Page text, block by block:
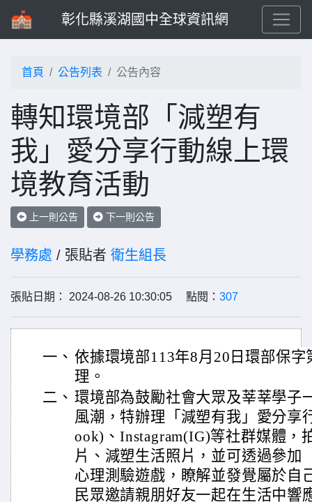
彰化縣溪湖國中全球資訊網
首頁 公告列表 公告內容
轉知環境部「減塑有
我」愛分享行動線上環
境教育活動
上一則公告 下一則公告
學務處 / 張貼者 衛生組長
張貼日期： 2024-08-26 10:30:05 點閱： 307
一、 依據環境部113年8月20日環部保字
理。
二、 環境部為鼓勵社會大眾及莘莘學子
風潮，特辦理「減塑有我」愛分享
ook)、Instagram(IG)等社群媒體，
片、減塑生活照片，並可透過參加
心理測驗遊戲，瞭解並發覺屬於自
民眾邀請親朋好友一起在生活中響